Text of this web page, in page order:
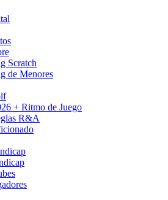
Scratch
de Menores
+ Ritmo de Juego
R&A